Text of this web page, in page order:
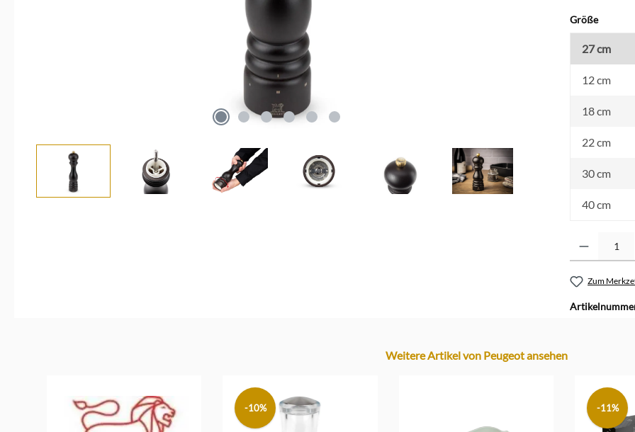
Größe
27 cm
12 cm
18 cm
22 cm
30 cm
40 cm
Zum
Weitere Artikel von Peugeot ansehen
-10% -11%